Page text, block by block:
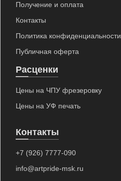
Получение и оплата
Контакты
Политика конфиденциальности
Публичная оферта
Расценки
Цены на ЧПУ фрезеровку
Цены на УФ печать
Контакты
+7 (926) 7777-090
info@artpride-msk.ru